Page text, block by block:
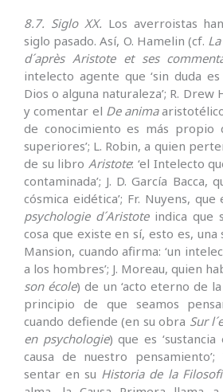
8.7. Siglo XX. Los averroistas
siglo pasado. Así, O. Hamelin (cf.
d´après Aristote et ses
intelecto agente que ‘sin duda
Dios o alguna naturaleza’; R.
y comentar el De anima
de conocimiento es más propio
superiores’; L. Robin, a quien
de su libroAristote: ‘el Intelecto
contaminada’; J. D. García Bacca,
cósmica eidética’; Fr. Nuyens, que
psychologie d´Aristoteindica que
cosa que existe en sí, esto es, una
Mansion, cuando afirma: ‘un
a los hombres’; J. Moreau, quien
son école) de un ‘acto eterno de
principio de que seamos
cuando defiende (en su obra Sur
en psychologie) que es
causa de nuestro pensamiento’;
sentar en su Historia de la